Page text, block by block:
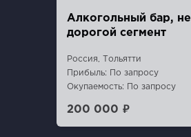
Алкогольный бар, не
дорогой сегмент
Россия, Тольятти
Прибыль: По запросу
Окупаемость: По запросу
200 000 ₽